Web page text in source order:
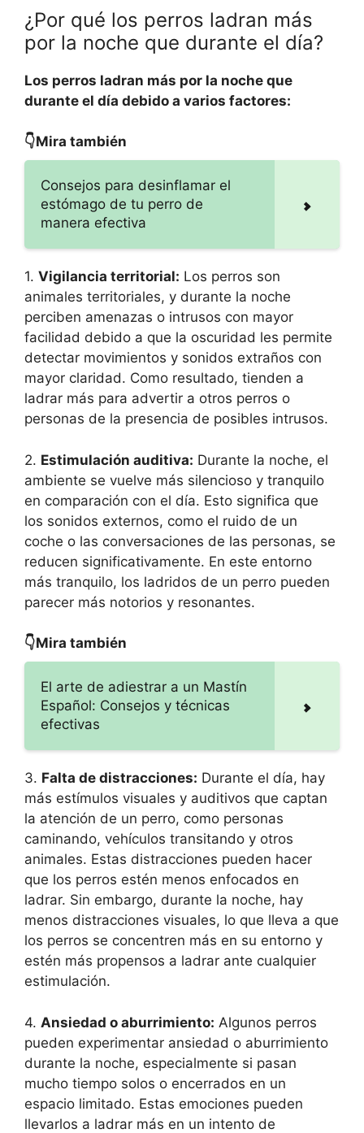
¿Por qué los perros ladran más
por la noche que durante el día?
Los perros ladran más por la noche que
durante el día debido a varios factores:
👇Mira también
Consejos para desinflamar el
estómago de tu perro de
manera efectiva
1. Vigilancia territorial: Los perros son
animales territoriales, y durante la noche
perciben amenazas o intrusos con mayor
facilidad debido a que la oscuridad les permite
detectar movimientos y sonidos extraños con
mayor claridad. Como resultado, tienden a
ladrar más para advertir a otros perros o
personas de la presencia de posibles intrusos.
2. Estimulación auditiva: Durante la noche, el
ambiente se vuelve más silencioso y tranquilo
en comparación con el día. Esto significa que
los sonidos externos, como el ruido de un
coche o las conversaciones de las personas, se
reducen significativamente. En este entorno
más tranquilo, los ladridos de un perro pueden
parecer más notorios y resonantes.
👇Mira también
El arte de adiestrar a un Mastín
Español: Consejos y técnicas
efectivas
3. Falta de distracciones: Durante el día, hay
más estímulos visuales y auditivos que captan
la atención de un perro, como personas
caminando, vehículos transitando y otros
animales. Estas distracciones pueden hacer
que los perros estén menos enfocados en
ladrar. Sin embargo, durante la noche, hay
menos distracciones visuales, lo que lleva a que
los perros se concentren más en su entorno y
estén más propensos a ladrar ante cualquier
estimulación.
4. Ansiedad o aburrimiento: Algunos perros
pueden experimentar ansiedad o aburrimiento
durante la noche, especialmente si pasan
mucho tiempo solos o encerrados en un
espacio limitado. Estas emociones pueden
llevarlos a ladrar más en un intento de